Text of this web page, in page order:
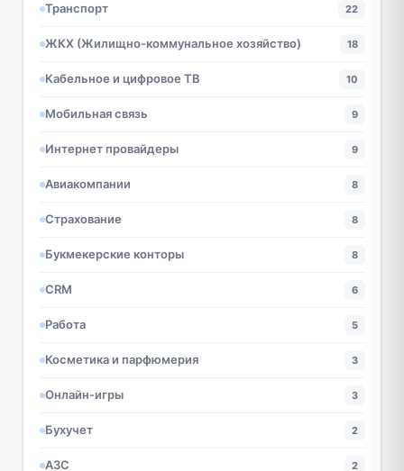
Транспорт 22
ЖКХ (Жилищно-коммунальное хозяйство) 18
Кабельное и цифровое ТВ 10
Мобильная связь 9
Интернет провайдеры 9
Авиакомпании 8
Страхование 8
Букмекерские конторы 8
CRM 6
Работа 5
Косметика и парфюмерия 3
Онлайн-игры 3
Бухучет 2
АЗС 2